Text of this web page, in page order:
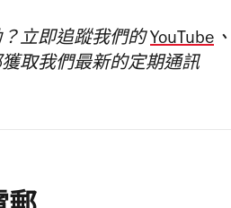
立即追蹤我們的YouTube 、
取我們最新的定期通訊